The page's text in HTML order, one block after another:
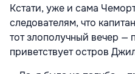
Кстати, уже и сама
следователям, что
тот злополучный вечер —
приветствует остров